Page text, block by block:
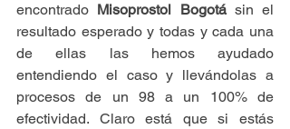
encontrado Misoprostol Bogotá sin el
resultado esperado y todas y cada una
de ellas las hemos ayudado
entendiendo el caso y llevándolas a
procesos de un 98 a un 100% de
efectividad. Claro está que si estás